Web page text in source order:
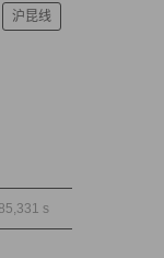
沪昆线
s